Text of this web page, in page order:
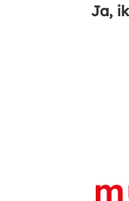
Ja,